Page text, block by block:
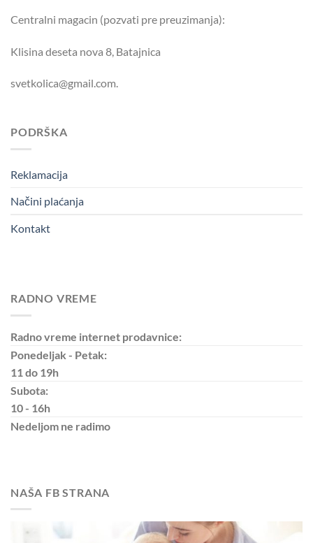
Centralni magacin (pozvati pre preuzimanja):
Klisina deseta nova 8, Batajnica
svetkolica@gmail.com.
PODRŠKA
Reklamacija
Načini plaćanja
Kontakt
RADNO VREME
Radno vreme internet prodavnice:
Ponedeljak - Petak:
11 do 19h
Subota:
10 - 16h
Nedeljom ne radimo
NAŠA FB STRANA